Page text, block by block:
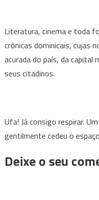
Literatura, cinema e toda
crônicas dominicais, cujas
acurada do país, da
seus citadinos.
Ufa! Já consigo respirar.
gentilmente cedeu o
Deixe o seu